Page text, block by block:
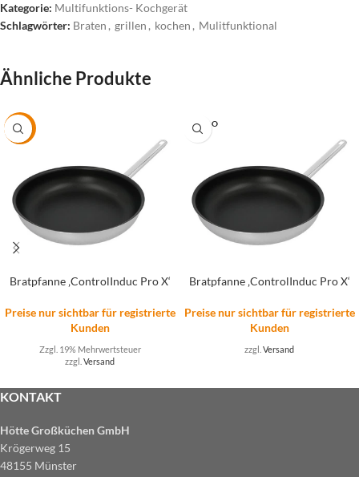
Kategorie: Multifunktions- Kochgerät
Schlagwörter: Braten , grillen , kochen , Mulitfunktional
Ähnliche Produkte
-16%
Bratpfanne ‚ControlInduc Pro X‘
Preise nur sichtbar für registrierte
Kunden
Zzgl. 19% Mehrwertsteuer
zzgl. Versand
SOLD O
UT
Bratpfanne ‚ControlInduc Pro X‘
Preise nur sichtbar für registrierte
Kunden
zzgl. Versand
KONTAKT
Hötte Großküchen GmbH
Krögerweg 15
48155 Münster